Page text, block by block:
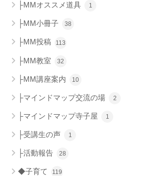
├MMオススメ道具 1
├MM小冊子 38
├MM投稿 113
├MM教室 32
├MM講座案内 10
├マインドマップ交流の場 2
├マインドマップ寺子屋 1
├受講生の声 1
├活動報告 28
◆子育て 119